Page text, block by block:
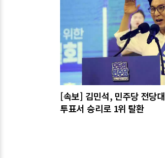
[속보] 김민석, 민주당 전당
투표서 승리로 1위 탈환